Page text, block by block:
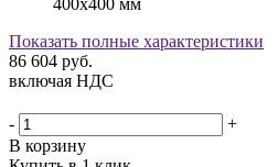
Показать полные характеристики
86 604 руб.
включая НДС
-
+
В корзину